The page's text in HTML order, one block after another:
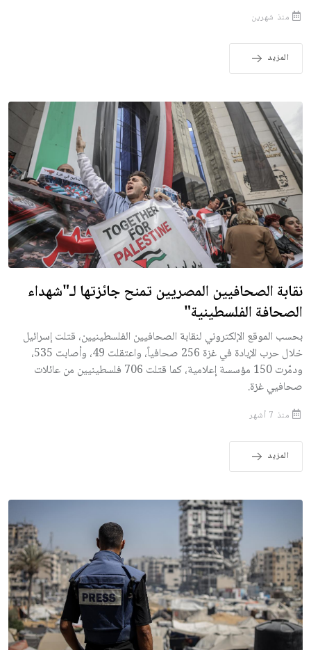
منذ شهرين
المزيد
نقابة الصحافيين المصريين تمنح جائزتها لـ"شهداء
الصحافة الفلسطينية"
بحسب الموقع الإلكتروني لنقابة الصحافيين الفلسطينيين، قتلت إسرائيل
خلال حرب الإبادة في غزة 256 صحافياً، واعتقلت 49، وأصابت 535،
ودمّرت 150 مؤسسة إعلامية، كما قتلت 706 فلسطينيين من عائلات
صحافيي غزة.
منذ 7 أشهر
المزيد